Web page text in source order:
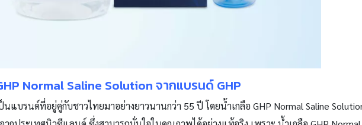
Normal Saline Solution จากแบรนด์ GHP
นแบรนด์ที่อยู่คู่กับชาวไทยมาอย่างยาวนานกว่า 55 ปี โดยน้ำเกลือ GHP Normal Saline